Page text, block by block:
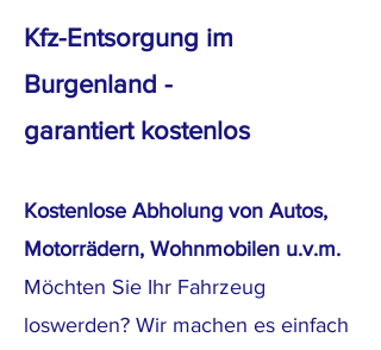
Kfz-Entsorgung im
Burgenland -
garantiert kostenlos
Kostenlose Abholung von Autos,
Motorrädern, Wohnmobilen u.v.m.
Möchten Sie Ihr Fahrzeug
loswerden? Wir machen es einfach